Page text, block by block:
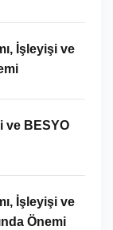
İşleyişi ve
ve BESYO
İşleyişi ve
Önemi